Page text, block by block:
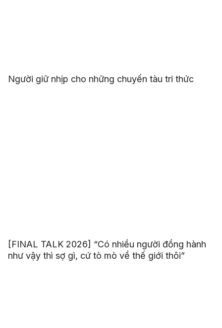
Người giữ nhịp cho những chuyến tàu tri thức
[FINAL TALK 2026] “Có nhiều người đồng hành
như vậy thì sợ gì, cứ tò mò về thế giới thôi”